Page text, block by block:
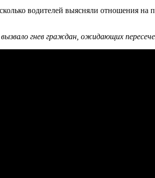
водителей выясняли отношения
гнев граждан, ожидающих